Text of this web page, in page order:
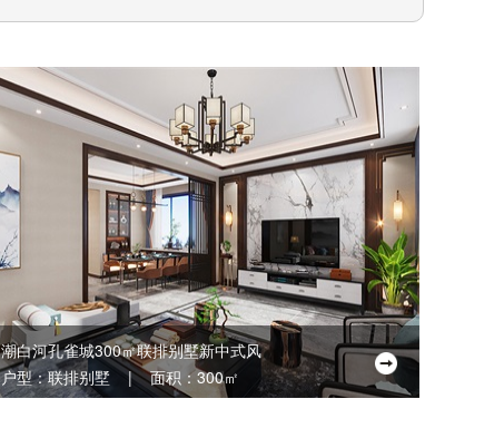
潮白河孔雀城300㎡联排别墅新中式风
户型：联排别墅 | 面积：300㎡